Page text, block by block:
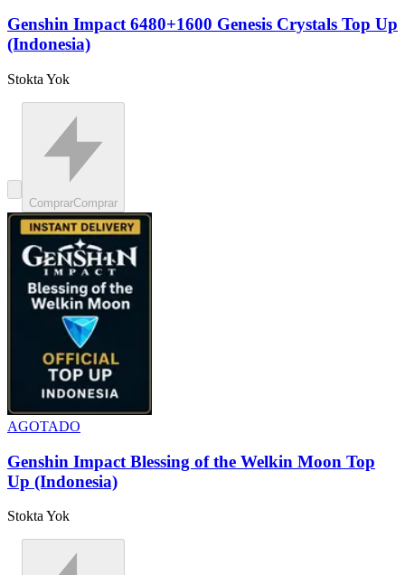
Genshin Impact 6480+1600 Genesis Crystals Top Up
(Indonesia)
Stokta Yok
ComprarComprar
AGOTADO
Genshin Impact Blessing of the Welkin Moon Top
Up (Indonesia)
Stokta Yok